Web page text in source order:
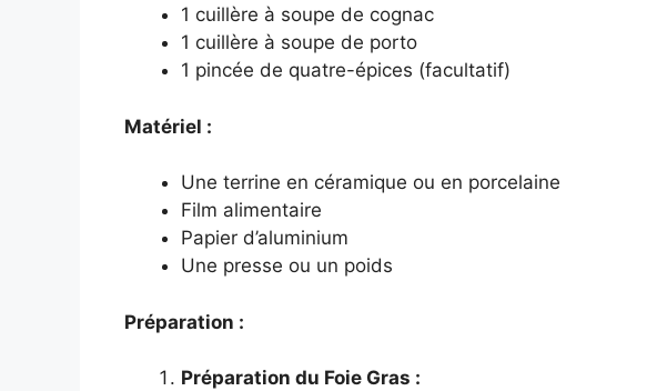
1 cuillère à soupe de cognac
1 cuillère à soupe de porto
1 pincée de quatre-épices (facultatif)
Matériel :
Une terrine en céramique ou en porcelaine
Film alimentaire
Papier d’aluminium
Une presse ou un poids
Préparation :
Préparation du Foie Gras :